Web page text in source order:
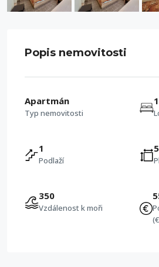
Popis nemovitosti
Apartmán
Typ nemovitosti
1
1
Podlaží
350
Vzdálenost k moři